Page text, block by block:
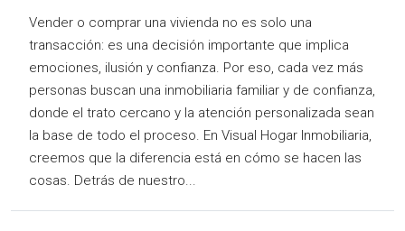
Vender o comprar una vivienda no es solo una
transacción: es una decisión importante que implica
emociones, ilusión y confianza. Por eso, cada vez más
personas buscan una inmobiliaria familiar y de confianza,
donde el trato cercano y la atención personalizada sean
la base de todo el proceso. En Visual Hogar Inmobiliaria,
creemos que la diferencia está en cómo se hacen las
cosas. Detrás de nuestro...